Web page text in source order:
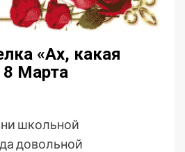
«Ах, какая
Марта
школьной
довольной